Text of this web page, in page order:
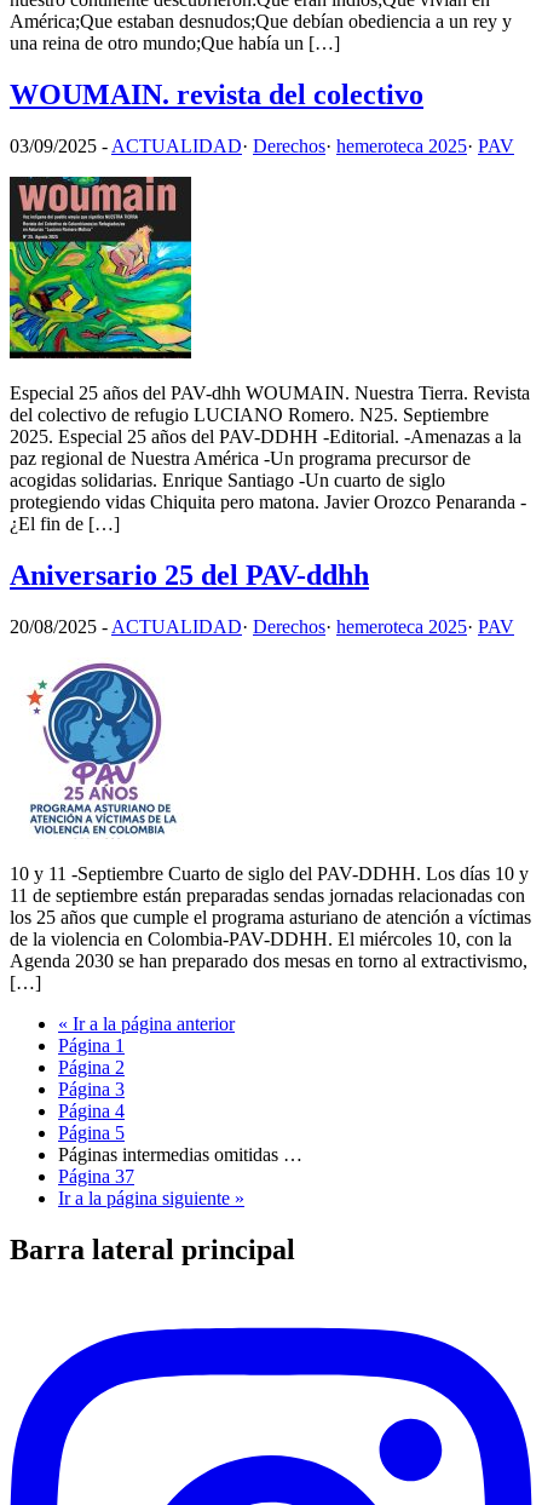
América;Que estaban desnudos;Que debían obediencia a un rey y
una reina de otro mundo;Que había un […]
WOUMAIN. revista del colectivo
03/09/2025 - ACTUALIDAD· Derechos· hemeroteca 2025· PAV
Especial 25 años del PAV-dhh WOUMAIN. Nuestra Tierra. Revista
del colectivo de refugio LUCIANO Romero. N25. Septiembre
2025. Especial 25 años del PAV-DDHH -Editorial. -Amenazas a la
paz regional de Nuestra América -Un programa precursor de
acogidas solidarias. Enrique Santiago -Un cuarto de siglo
protegiendo vidas Chiquita pero matona. Javier Orozco Penaranda -
¿El fin de […]
Aniversario 25 del PAV-ddhh
20/08/2025 - ACTUALIDAD· Derechos· hemeroteca 2025· PAV
10 y 11 -Septiembre Cuarto de siglo del PAV-DDHH. Los días 10 y
11 de septiembre están preparadas sendas jornadas relacionadas con
los 25 años que cumple el programa asturiano de atención a víctimas
de la violencia en Colombia-PAV-DDHH. El miércoles 10, con la
Agenda 2030 se han preparado dos mesas en torno al extractivismo,
[…]
« Ir a la página anterior
Página 1
Página 2
Página 3
Página 4
Página 5
Páginas intermedias omitidas …
Página 37
Ir a la página siguiente »
Barra lateral principal